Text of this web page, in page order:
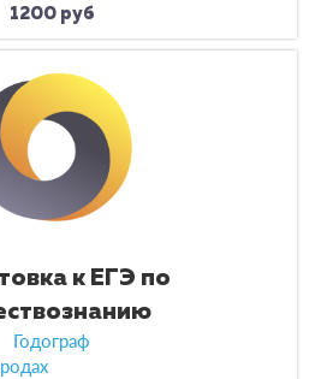
1200 руб
к ЕГЭ по
Годограф